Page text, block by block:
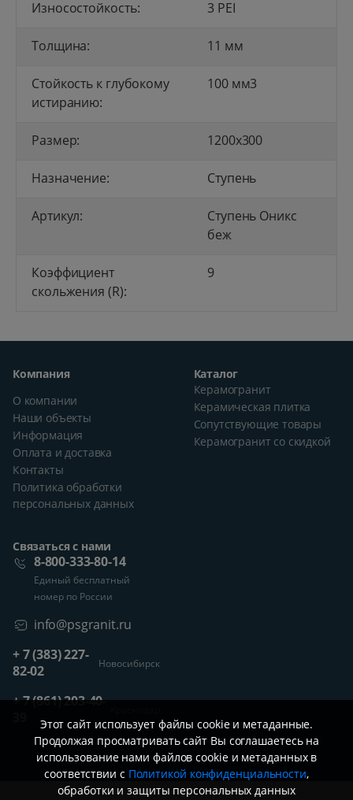
Износостойкость: 3 PEI
Толщина: 11 мм
Стойкость к глубокому
истиранию:
100 мм3
Размер: 1200x300
Назначение: Ступень
Артикул:
Ступень Оникс
беж
Коэффициент
скольжения (R):
9
Компания
О компании
Наши объекты
Информация
Оплата и доставка
Контакты
Политика обработки
персональных данных
Каталог
Керамогранит
Керамическая плитка
Сопутствующие товары
Керамогранит со скидкой
Связаться с нами
8-800-333-80-14
Единый бесплатный
номер по России
info@psgranit.ru
+ 7 (383) 227-
82-02
Новосибирск
+ 7 (861) 203-40-
Обращаем ваше внимание, что вся представленная на сайте
Этот сайт использует файлы cookie и метаданные.
Продолжая просматривать сайт Вы соглашаетесь на
использование нами файлов cookie и метаданных в
соответствии с Политикой конфиденциальности,
обработки и защиты персональных данных